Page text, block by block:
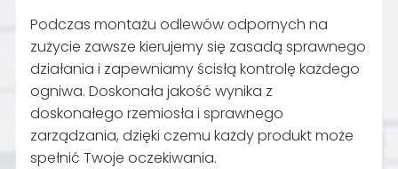
Podczas montażu odlewów odpornych na
zużycie zawsze kierujemy się zasadą sprawnego
działania i zapewniamy ścisłą kontrolę każdego
ogniwa. Doskonała jakość wynika z
doskonałego rzemiosła i sprawnego
zarządzania, dzięki czemu każdy produkt może
spełnić Twoje oczekiwania.